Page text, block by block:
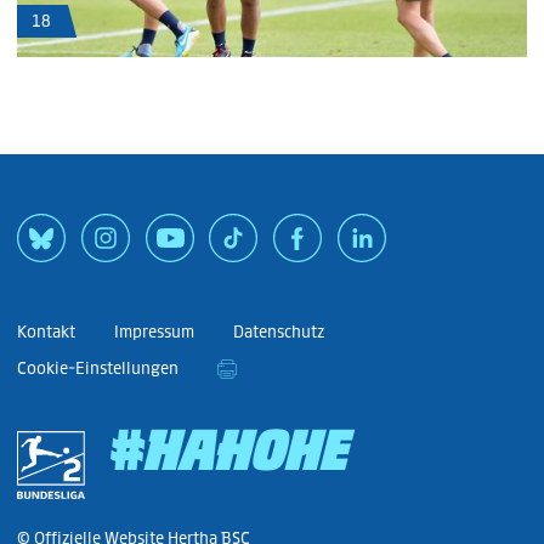
18
Kontakt Impressum
Datenschutz
Cookie-Einstellungen
#HAHOHE
© Offizielle Website Hertha BSC